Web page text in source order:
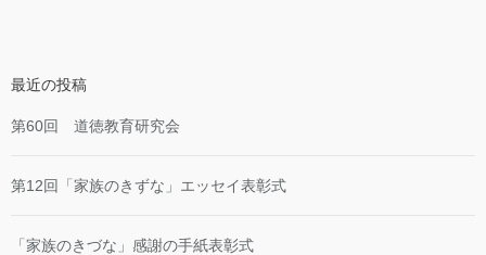
最近の投稿
第60回 道徳教育研究会
第12回「家族のきずな」エッセイ表彰式
「家族のきづな」感謝の手紙表彰式